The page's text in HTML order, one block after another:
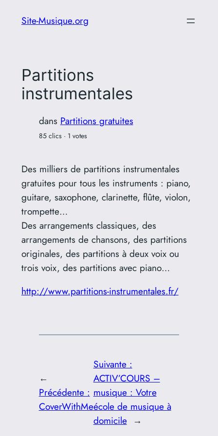
Site-Musique.org
Partitions
instrumentales
dans Partitions gratuites
85 clics · 1 votes
Des milliers de partitions instrumentales
gratuites pour tous les instruments : piano,
guitare, saxophone, clarinette, flûte, violon,
trompette…
Des arrangements classiques, des
arrangements de chansons, des partitions
originales, des partitions à deux voix ou
trois voix, des partitions avec piano…
http://www.partitions-instrumentales.fr/
←
Précédente :
CoverWithMe
Suivante :
ACTIV’COURS –
musique : Votre
école de musique à
domicile →